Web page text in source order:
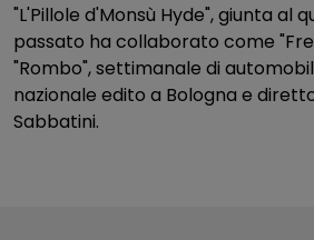
"L'Pillole d'Monsù Hyde", giunta al
passato ha collaborato come
"Rombo", settimanale di
nazionale edito a Bologna e
Sabbatini.